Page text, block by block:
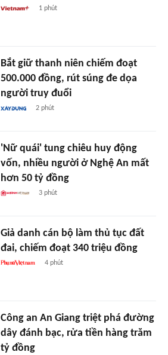
1 phút
Bắt giữ thanh niên chiếm đoạt
500.000 đồng, rút súng đe dọa
người truy đuổi
2 phút
'Nữ quái' tung chiêu huy động
vốn, nhiều người ở Nghệ An mất
hơn 50 tỷ đồng
3 phút
Giả danh cán bộ làm thủ tục đất
đai, chiếm đoạt 340 triệu đồng
4 phút
Công an An Giang triệt phá đường
dây đánh bạc, rửa tiền hàng trăm
tỷ đồng